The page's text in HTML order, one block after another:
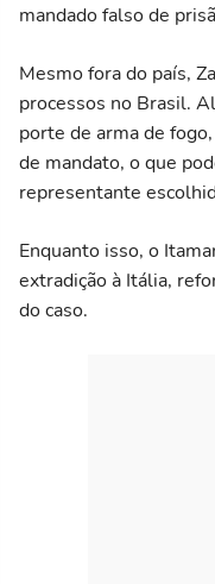
mandado falso de
Mesmo fora do país,
processos no Brasil.
porte de arma de
de mandato, o que
representante
Enquanto isso, o
extradição à Itália,
do caso.